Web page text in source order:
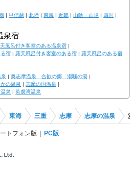
| 甲信越 | 北陸 | 東海 | 近畿 | 山陰・山陽 | 四国 |
泉宿
風呂付き客室のある温泉宿 |
宿 | 露天風呂付き客室のある宿 | 露天風呂のある宿
| 奥志摩温泉 合歓の郷 潮騒の湯 |
の温泉 | 志摩の国温泉 |
泉 | 英虞湾温泉
東海 三重 志摩 志摩の温泉
トフォン版 PC版